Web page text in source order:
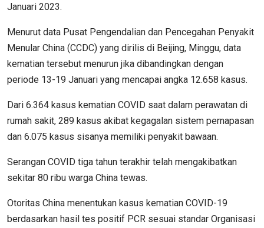
Januari 2023.
Menurut data Pusat Pengendalian dan Pencegahan Penyakit
Menular China (CCDC) yang dirilis di Beijing, Minggu, data
kematian tersebut menurun jika dibandingkan dengan
periode 13-19 Januari yang mencapai angka 12.658 kasus.
Dari 6.364 kasus kematian COVID saat dalam perawatan di
rumah sakit, 289 kasus akibat kegagalan sistem pernapasan
dan 6.075 kasus sisanya memiliki penyakit bawaan.
Serangan COVID tiga tahun terakhir telah mengakibatkan
sekitar 80 ribu warga China tewas.
Otoritas China menentukan kasus kematian COVID-19
berdasarkan hasil tes positif PCR sesuai standar Organisasi